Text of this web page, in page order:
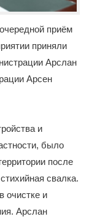
приём
приняли
Арслан
Арсен
и
было
после
свалка.
очистке и
Арслан